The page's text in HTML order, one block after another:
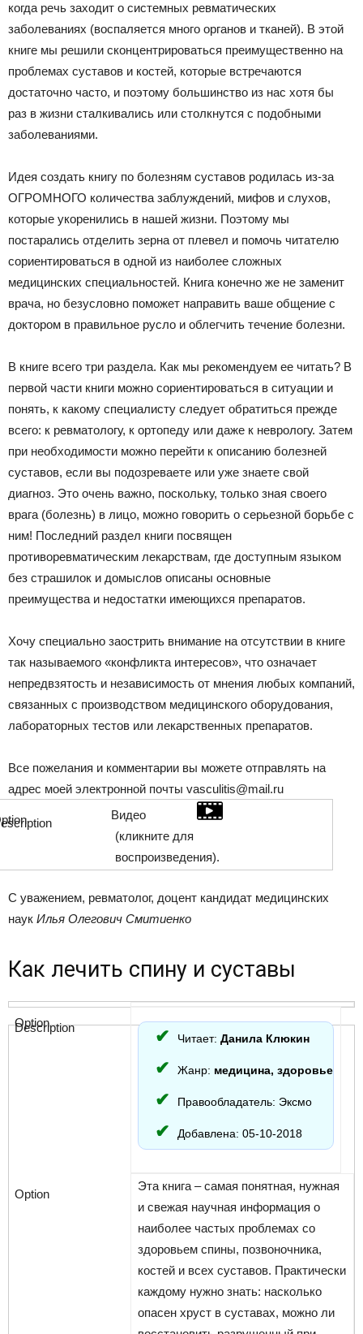
когда речь заходит о системных ревматических
заболеваниях (воспаляется много органов и тканей). В этой
книге мы решили сконцентрироваться преимущественно на
проблемах суставов и костей, которые встречаются
достаточно часто, и поэтому большинство из нас хотя бы
раз в жизни сталкивались или столкнутся с подобными
заболеваниями.
Идея создать книгу по болезням суставов родилась из-за
ОГРОМНОГО количества заблуждений, мифов и слухов,
которые укоренились в нашей жизни. Поэтому мы
постарались отделить зерна от плевел и помочь читателю
сориентироваться в одной из наиболее сложных
медицинских специальностей. Книга конечно же не заменит
врача, но безусловно поможет направить ваше общение с
доктором в правильное русло и облегчить течение болезни.
В книге всего три раздела. Как мы рекомендуем ее читать? В
первой части книги можно сориентироваться в ситуации и
понять, к какому специалисту следует обратиться прежде
всего: к ревматологу, к ортопеду или даже к неврологу. Затем
при необходимости можно перейти к описанию болезней
суставов, если вы подозреваете или уже знаете свой
диагноз. Это очень важно, поскольку, только зная своего
врага (болезнь) в лицо, можно говорить о серьезной борьбе с
ним! Последний раздел книги посвящен
противоревматическим лекарствам, где доступным языком
без страшилок и домыслов описаны основные
преимущества и недостатки имеющихся препаратов.
Хочу специально заострить внимание на отсутствии в книге
так называемого «конфликта интересов», что означает
непредвзятость и независимость от мнения любых компаний,
связанных с производством медицинского оборудования,
лабораторных тестов или лекарственных препаратов.
Все пожелания и комментарии вы можете отправлять на
адрес моей электронной почты vasculitis@mail.ru
Видео
(кликните для
воспроизведения).
C уважением, ревматолог, доцент кандидат медицинских
наук Илья Олегович Смитиенко
Как лечить спину и суставы
Читает: Данила Клюкин
Жанр: медицина, здоровье
Правообладатель: Эксмо
Добавлена: 05-10-2018
Эта книга – самая понятная, нужная
и свежая научная информация о
наиболее частых проблемах со
здоровьем спины, позвоночника,
костей и всех суставов. Практически
каждому нужно знать: насколько
опасен хруст в суставах, можно ли